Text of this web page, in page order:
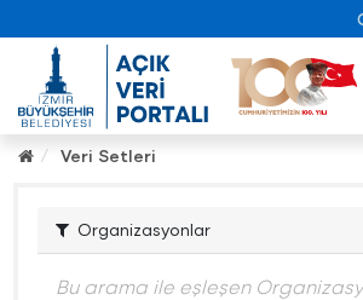
Veri Setleri
Organizasyonlar
Bu arama ile eşleşen